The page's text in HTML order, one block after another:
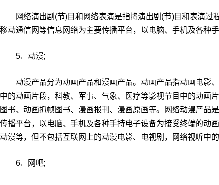
网络演出剧(节)目和网络表演是指将演出剧(节)目和表演过
移动通信网等信息网络为主要传播平台，以电脑、手机及各种
5、动漫;
动漫产品分为动画产品和漫画产品。动画产品指动画电影
中的动画片段，科教、军事、气象、医疗等影视节目中的动画
图书、动画抓帧图书、漫画报刊、漫画原画等。网络动漫产品
传播平台，以电脑、手机及各种手持电子设备为接受终端的动
动漫等，但不包括互联网上的动漫电影、电视剧，网络视听中
6、网吧;